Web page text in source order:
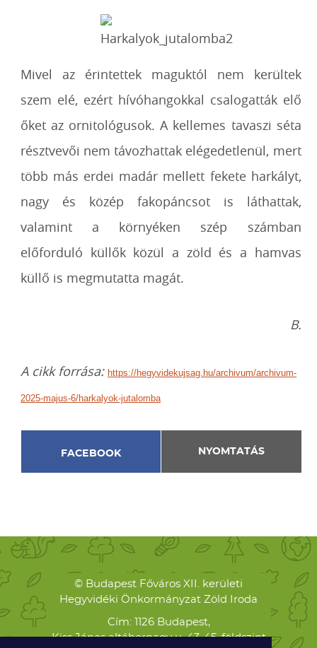
Mivel az érintettek maguktól nem kerültek
szem elé, ezért hívóhangokkal csalogatták elő
őket az ornitológusok. A kellemes tavaszi séta
résztvevői nem távozhattak elégedetlenül, mert
több más erdei madár mellett fekete harkályt,
nagy és közép fakopáncsot is láthattak,
valamint a környéken szép számban
előforduló küllők közül a zöld és a hamvas
küllő is megmutatta magát.
B.
A cikk forrása: https://hegyvidekujsag.hu/archivum/archivum-
2025-majus-6/harkalyok-jutalomba
FACEBOOK NYOMTATÁS
© Budapest Főváros XII. kerületi
Hegyvidéki Önkormányzat Zöld Iroda
Cím: 1126 Budapest,
Kiss János altábornagy u. 43-45. földszint